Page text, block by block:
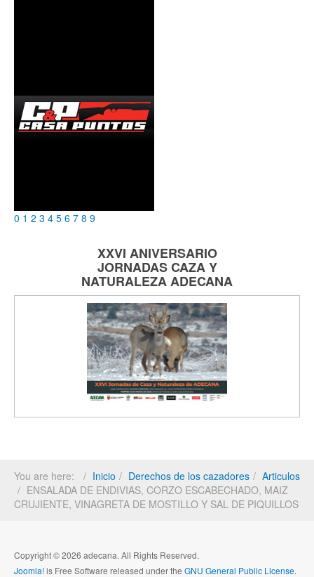
0 1 2 3 4 5 6 7 8 9
XXVI ANIVERSARIO
JORNADASCAZA Y
NATURALEZAADECANA
You are here: Inicio Derechos de los cazadores
Articulos
ENSALADA DE ENDIVIAS, CORZO ESCABECHADO, MAIZ
CRUJIENTE, VINAGRETA DE MOSTILLO Y SAL DE PIQUILLOS
Copyright © 2026 adecana. All Rights Reserved.
Joomla!is Free Software released under the GNU General Public License.